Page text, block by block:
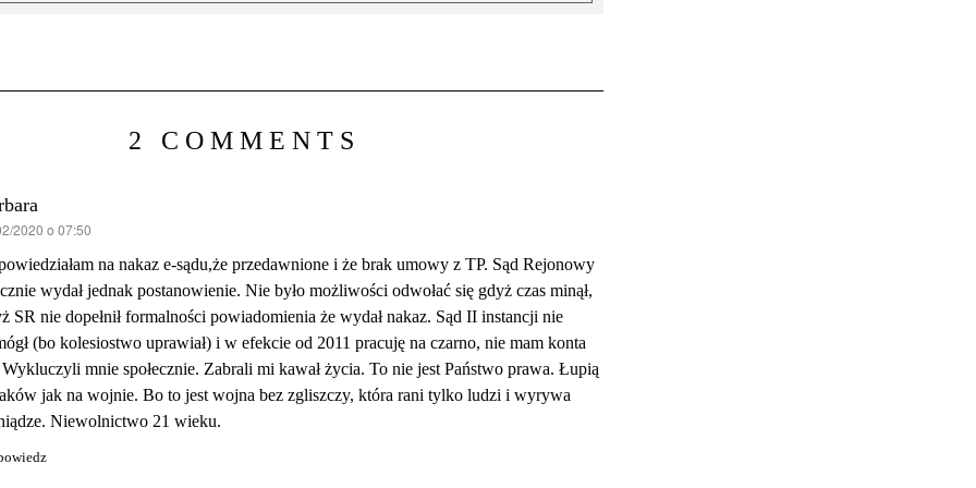
2 COMMENTS
2020 o 07:50
na nakaz e-sądu,że przedawnione i że brak umowy z TP. Sąd Rejonowy
wydał jednak postanowienie. Nie było możliwości odwołać się gdyż czas minął,
SR nie dopełnił formalności powiadomienia że wydał nakaz. Sąd II instancji nie
(bo kolesiostwo uprawiał) i w efekcie od 2011 pracuję na czarno, nie mam konta
mnie społecznie. Zabrali mi kawał życia. To nie jest Państwo prawa. Łupią
jak na wojnie. Bo to jest wojna bez zgliszczy, która rani tylko ludzi i wyrywa
Niewolnictwo 21 wieku.